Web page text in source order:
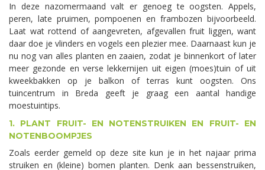
In deze nazomermaand valt er genoeg te oogsten. Appels,
peren, late pruimen, pompoenen en frambozen bijvoorbeeld.
Laat wat rottend of aangevreten, afgevallen fruit liggen, want
daar doe je vlinders en vogels een plezier mee. Daarnaast kun je
nu nog van alles planten en zaaien, zodat je binnenkort of later
meer gezonde en verse lekkernijen uit eigen (moes)tuin of uit
kweekbakken op je balkon of terras kunt oogsten. Ons
tuincentrum in Breda geeft je graag een aantal handige
moestuintips.
1. PLANT FRUIT- EN NOTENSTRUIKEN EN FRUIT- EN
NOTENBOOMPJES
Zoals eerder gemeld op deze site kun je in het najaar prima
struiken en (kleine) bomen planten. Denk aan bessenstruiken,